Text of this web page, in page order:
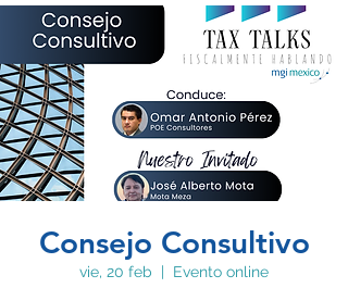
Consejo Consultivo
vie, 20 feb
  |
Evento online